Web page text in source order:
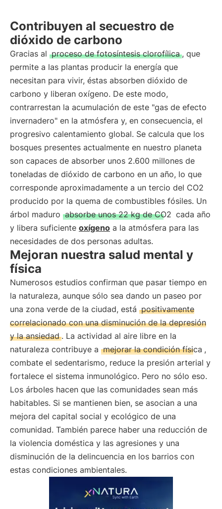
Contribuyen al secuestro de
dióxido de carbono
Gracias al proceso de fotosíntesis clorofílica , que
permite a las plantas producir la energía que
necesitan para vivir, éstas absorben dióxido de
carbono y liberan oxígeno. De este modo,
contrarrestan la acumulación de este "gas de efecto
invernadero" en la atmósfera y, en consecuencia, el
progresivo calentamiento global. Se calcula que los
bosques presentes actualmente en nuestro planeta
son capaces de absorber unos 2.600 millones de
toneladas de dióxido de carbono en un año, lo que
corresponde aproximadamente a un tercio del CO2
producido por la quema de combustibles fósiles. Un
árbol maduro absorbe unos 22 kg de CO2 cada año
y libera suficiente oxígeno a la atmósfera para las
necesidades de dos personas adultas.
Mejoran nuestra salud mental y
física
Numerosos estudios confirman que pasar tiempo en
la naturaleza, aunque sólo sea dando un paseo por
una zona verde de la ciudad, está positivamente
correlacionado con una disminución de la depresión
y la ansiedad . La actividad al aire libre en la
naturaleza contribuye a mejorar la condición física ,
combate el sedentarismo, reduce la presión arterial y
fortalece el sistema inmunológico. Pero no sólo eso.
Los árboles hacen que las comunidades sean más
habitables. Si se mantienen bien, se asocian a una
mejora del capital social y ecológico de una
comunidad. También parece haber una reducción de
la violencia doméstica y las agresiones y una
disminución de la delincuencia en los barrios con
estas condiciones ambientales.